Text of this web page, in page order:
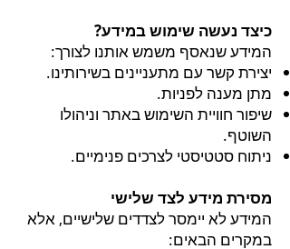
כיצד נעשה שימוש במידע?
המידע שנאסף משמש אותנו לצורך:
יצירת קשר עם מתעניינים בשירותינו.
מתן מענה לפניות.
שיפור חוויית השימוש באתר וניהולו
השוטף.
ניתוח סטטיסטי לצרכים פנימיים.
מסירת מידע לצד שלישי
המידע לא יימסר לצדדים שלישיים, אלא
במקרים הבאים: